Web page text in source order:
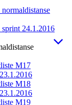
24.1.2016
M17
M18
M19